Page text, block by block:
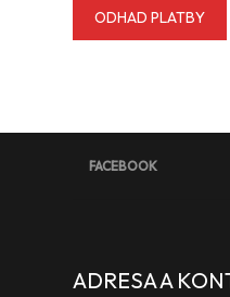
ODHAD PLATBY
FACEBOOK
ADRESA A